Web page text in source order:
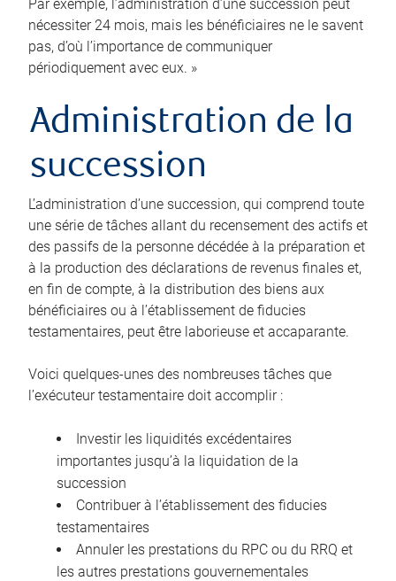
Par exemple, l’administration d’une succession peut
nécessiter 24 mois, mais les bénéficiaires ne le savent
pas, d’où l’importance de communiquer
périodiquement avec eux. »
Administration de la
succession
L’administration d’une succession, qui comprend toute
une série de tâches allant du recensement des actifs et
des passifs de la personne décédée à la préparation et
à la production des déclarations de revenus finales et,
en fin de compte, à la distribution des biens aux
bénéficiaires ou à l’établissement de fiducies
testamentaires, peut être laborieuse et accaparante.
Voici quelques-unes des nombreuses tâches que
l’exécuteur testamentaire doit accomplir :
Investir les liquidités excédentaires
importantes jusqu’à la liquidation de la
succession
Contribuer à l’établissement des fiducies
testamentaires
Annuler les prestations du RPC ou du RRQ et
les autres prestations gouvernementales